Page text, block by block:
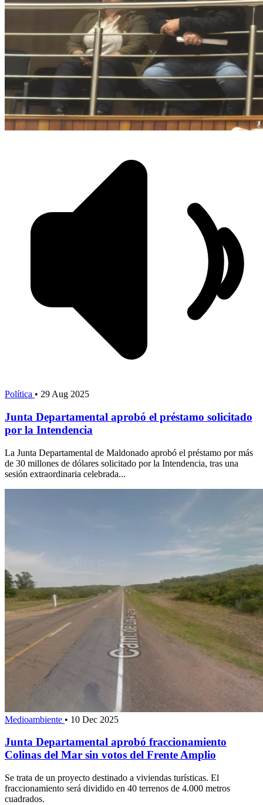
Política • 29 Aug 2025
Junta Departamental aprobó el préstamo solicitado
por la Intendencia
La Junta Departamental de Maldonado aprobó el préstamo por más
de 30 millones de dólares solicitado por la Intendencia, tras una
sesión extraordinaria celebrada...
Medioambiente • 10 Dec 2025
Junta Departamental aprobó fraccionamiento
Colinas del Mar sin votos del Frente Amplio
Se trata de un proyecto destinado a viviendas turísticas. El
fraccionamiento será dividido en 40 terrenos de 4.000 metros
cuadrados.